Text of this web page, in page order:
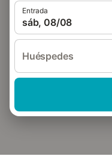
Entrada
sáb, 08/08
Huéspedes